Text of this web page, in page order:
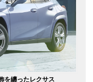
を纏ったレクサス